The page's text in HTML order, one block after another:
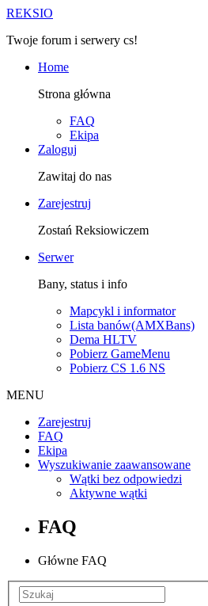
REKSIO
Twoje forum i serwery cs!
Home
Strona główna
FAQ
Ekipa
Zaloguj
Zawitaj do nas
Zarejestruj
Zostań Reksiowiczem
Serwer
Bany, status i info
Mapcykl i informator
Lista banów(AMXBans)
Dema HLTV
Pobierz GameMenu
Pobierz CS 1.6 NS
MENU
Zarejestruj
FAQ
Ekipa
Wyszukiwanie zaawansowane
Wątki bez odpowiedzi
Aktywne wątki
FAQ
Główne FAQ